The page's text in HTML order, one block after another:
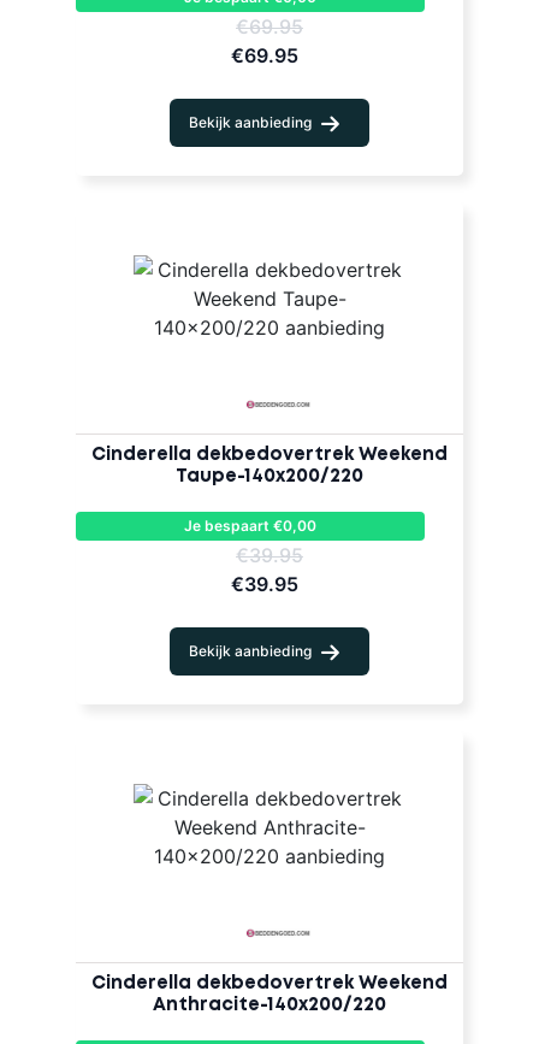
€69.95
€69.95
Bekijk aanbieding
Cinderella dekbedovertrek Weekend
Taupe-140x200/220
Je bespaart €0,00
€39.95
€39.95
Bekijk aanbieding
Cinderella dekbedovertrek Weekend
Anthracite-140x200/220